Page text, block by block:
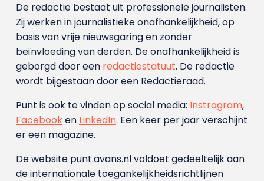
De redactie bestaat uit professionele journalisten.
Zij werken in journalistieke onafhankelijkheid, op
basis van vrije nieuwsgaring en zonder
beïnvloeding van derden. De onafhankelijkheid is
geborgd door een redactiestatuut. De redactie
wordt bijgestaan door een Redactieraad.
Punt is ook te vinden op social media: Instragram,
Facebooken LinkedIn. Een keer per jaar verschijnt
er een magazine.
De website punt.avans.nl voldoet gedeeltelijk aan
de internationale toegankelijkheidsrichtlijnen